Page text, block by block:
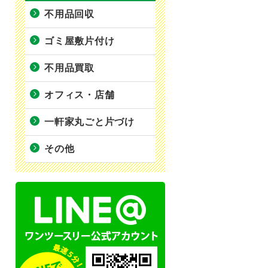
不用品回収
ゴミ屋敷片付け
不用品買取
オフィス・店舗
一軒家丸ごと片づけ
その他